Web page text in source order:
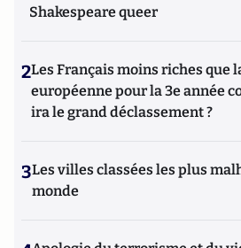
Shakespeare queer
2Les Français moins riches que
européenne pour la 3e année
ira le grand déclassement ?
3Les villes classées les plus
monde